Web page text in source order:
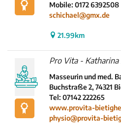
Mobile: 0172 6392508
schichael@gmx.de
21.99km
Pro Vita - Katharina
Masseurin und med.
Buchstraße 2, 74321
Tel: 07142 222265
www.provita-
physio@provita-